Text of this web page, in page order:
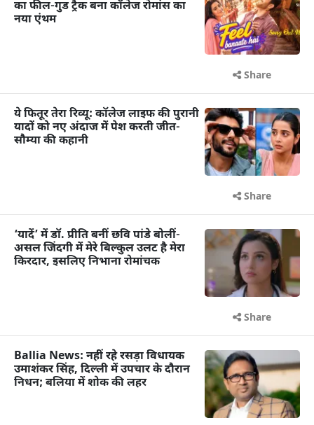
का फील-गुड ट्रैक बना कॉलेज रोमांस का
नया एंथम
Share
ये फितूर तेरा रिव्यू: कॉलेज लाइफ की पुरानी
यादों को नए अंदाज में पेश करती जीत-
सौम्या की कहानी
Share
‘यादें’ में डॉ. प्रीति बनीं छवि पांडे बोलीं-
असल जिंदगी में मेरे बिल्कुल उलट है मेरा
किरदार, इसलिए निभाना रोमांचक
Share
Ballia News: नहीं रहे रसड़ा विधायक
उमाशंकर सिंह, दिल्ली में उपचार के दौरान
निधन; बलिया में शोक की लहर